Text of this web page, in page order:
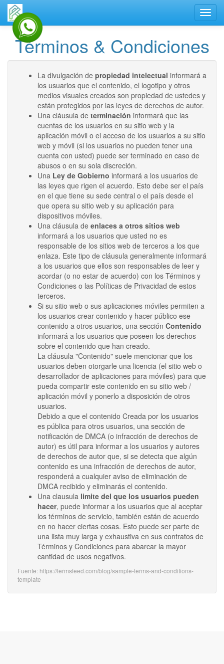
Términos & Condiciones
La divulgación de propiedad intelectual informará a
los usuarios que el contenido, el logotipo y otros
medios visuales creados son propiedad de ustedes y
están protegidos por las leyes de derechos de autor.
Una cláusula de terminación informará que las
cuentas de los usuarios en su sitio web y la
aplicación móvil o el acceso de los usuarios a su sitio
web y móvil (si los usuarios no pueden tener una
cuenta con usted) puede ser terminado en caso de
abusos o en su sola discreción.
Una Ley de Gobierno informará a los usuarios de
las leyes que rigen el acuerdo. Esto debe ser el país
en el que tiene su sede central o el país desde el
que opera su sitio web y su aplicación para
dispositivos móviles.
Una cláusula de enlaces a otros sitios web
informará a los usuarios que usted no es
responsable de los sitios web de terceros a los que
enlaza. Este tipo de cláusula generalmente informará
a los usuarios que ellos son responsables de leer y
acordar (o no estar de acuerdo) con los Términos y
Condiciones o las Políticas de Privacidad de estos
terceros.
Si su sitio web o sus aplicaciones móviles permiten a
los usuarios crear contenido y hacer público ese
contenido a otros usuarios, una sección Contenido
informará a los usuarios que poseen los derechos
sobre el contenido que han creado.
La cláusula "Contenido" suele mencionar que los
usuarios deben otorgarle una licencia (el sitio web o
desarrollador de aplicaciones para móviles) para que
pueda compartir este contenido en su sitio web /
aplicación móvil y ponerlo a disposición de otros
usuarios.
Debido a que el contenido Creada por los usuarios
es pública para otros usuarios, una sección de
notificación de DMCA (o infracción de derechos de
autor) es útil para informar a los usuarios y autores
de derechos de autor que, si se detecta que algún
contenido es una infracción de derechos de autor,
responderá a cualquier aviso de eliminación de
DMCA recibido y eliminarás el contenido.
Una clausula limite del que los usuarios pueden
hacer, puede informar a los usuarios que al aceptar
los términos de servicio, también están de acuerdo
en no hacer ciertas cosas. Esto puede ser parte de
una lista muy larga y exhaustiva en sus contratos de
Términos y Condiciones para abarcar la mayor
cantidad de usos negativos.
Fuente: https://termsfeed.com/blog/sample-terms-and-conditions-
template